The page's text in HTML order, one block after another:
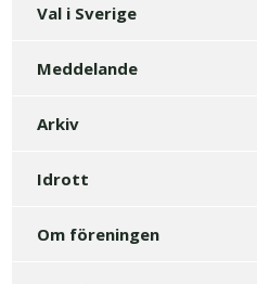
Val i Sverige
Meddelande
Arkiv
Idrott
Om föreningen